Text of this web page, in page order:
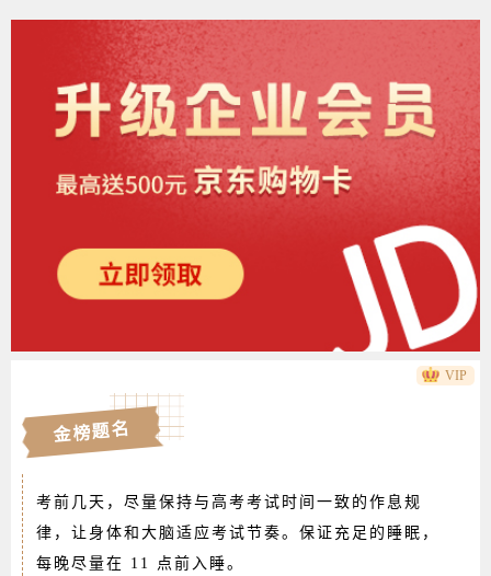
金榜题名
考前几天，尽量保持与高考考试时间一致的作息规
律，让身体和大脑适应考试节奏。保证充足的睡眠，
每晚尽量在 11 点前入睡。
VIP